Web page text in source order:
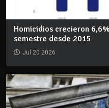
Homicidios crecieron
semestre desde 2015
Jul 20 2026